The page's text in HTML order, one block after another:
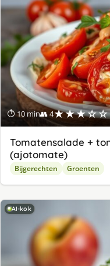
⏱ 10 min👥 4★★★☆☆
Tomatensalade +
(ajotomate)
Bijgerechten Groenten
AI-kok